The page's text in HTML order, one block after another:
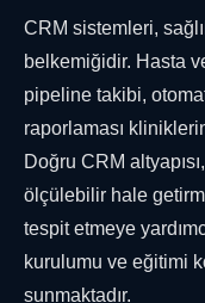
CRM sistemleri,
belkemiğidir. Hasta
pipeline takibi,
raporlaması
Doğru CRM
ölçülebilir hale
tespit etmeye
kurulumu ve eğitimi
sunmaktadır.